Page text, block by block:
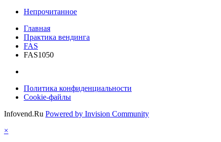
Непрочитанное
Главная
Практика вендинга
FAS
FAS1050
Политика конфиденциальности
Cookie-файлы
Infovend.Ru Powered by Invision Community
×